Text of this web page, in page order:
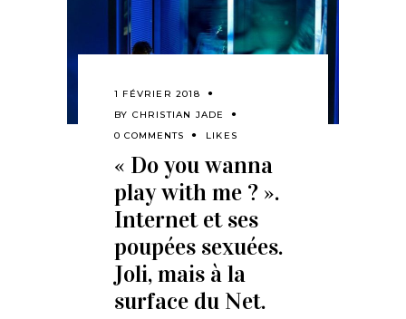
1 FÉVRIER 2018
BY CHRISTIAN JADE
0 COMMENTS
LIKES
« Do you wanna
play with me ? ».
Internet et ses
poupées sexuées.
Joli, mais à la
surface du Net.